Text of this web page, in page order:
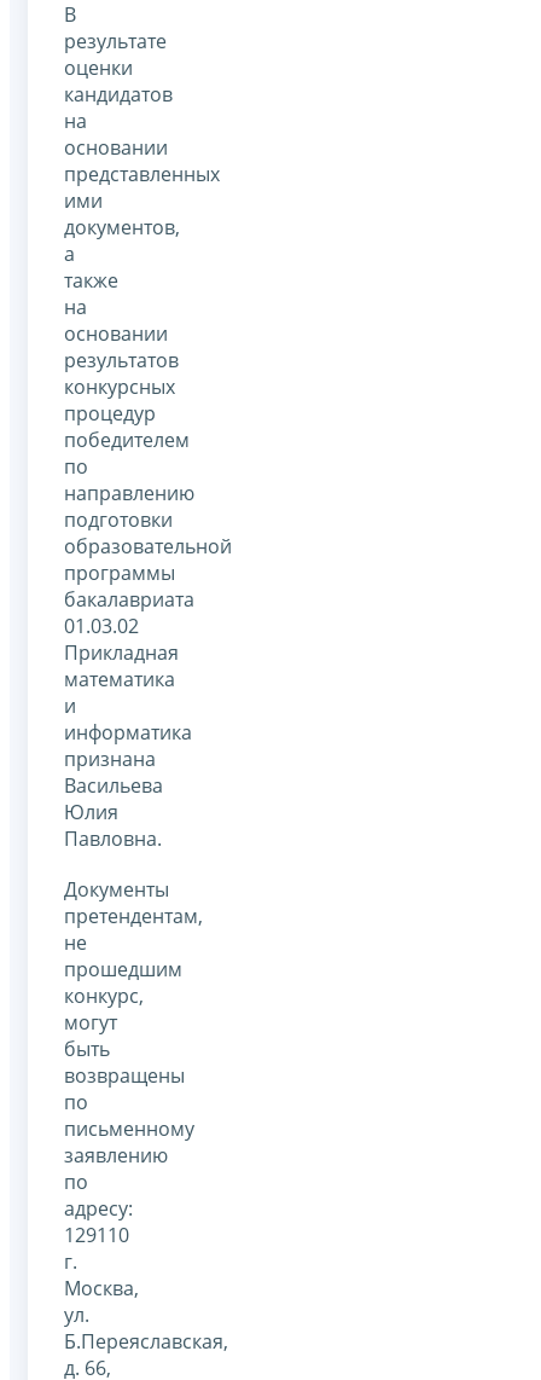
В
результате
оценки
кандидатов
на
основании
представленных
ими
документов,
а
также
на
основании
результатов
конкурсных
процедур
победителем
по
направлению
подготовки
образовательной
программы
бакалавриата
01.03.02
Прикладная
математика
и
информатика
признана
Васильева
Юлия
Павловна.
Документы
претендентам,
не
прошедшим
конкурс,
могут
быть
возвращены
по
письменному
заявлению
по
адресу:
129110
г.
Москва,
ул.
Б.Переяславская,
д. 66,